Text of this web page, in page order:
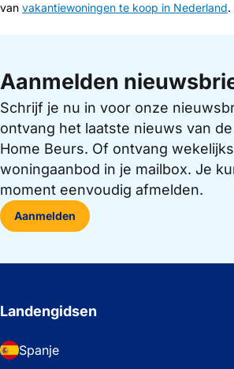
van vakantiewoningen te koop in Nederland.
Aanmelden
Schrijf je nu in voor onze
ontvang het laatste nieuws van
Home Beurs. Of ontvang
woningaanbod in je mailbox. Je
moment eenvoudig afmelden.
Aanmelden
Landengidsen
Spanje